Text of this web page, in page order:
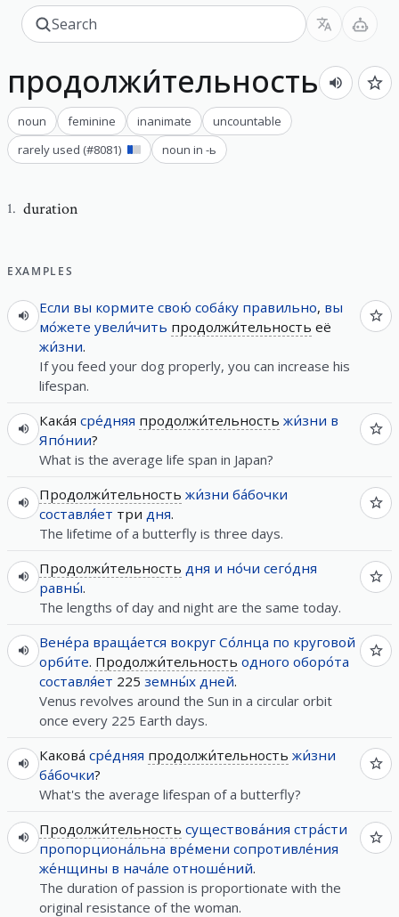
продолжи́тельность
noun feminine inanimate
uncountable
rarely used (#8081) noun in -ь
1. duration
EXAMPLES
Если вы кормите свою́ соба́ку правильно, вы
мо́жете увели́чить продолжи́тельность её
жи́зни.
If you feed your dog properly, you can increase his
lifespan.
Кака́я сре́дняя продолжи́тельность жи́зни в
Япо́нии?
What is the average life span in Japan?
Продолжи́тельность жи́зни ба́бочки
составля́ет три дня.
The lifetime of a butterfly is three days.
Продолжи́тельность дня и но́чи сего́дня
равны́.
The lengths of day and night are the same today.
Вене́ра враща́ется вокруг Со́лнца по круговой
орби́те. Продолжи́тельность одного оборо́та
составля́ет 225 земны́х дней.
Venus revolves around the Sun in a circular orbit
once every 225 Earth days.
Какова́ сре́дняя продолжи́тельность жи́зни
ба́бочки?
What's the average lifespan of a butterfly?
Продолжи́тельность существова́ния стра́сти
пропорциона́льна вре́мени сопротивле́ния
же́нщины в нача́ле отноше́ний.
The duration of passion is proportionate with the
original resistance of the woman.